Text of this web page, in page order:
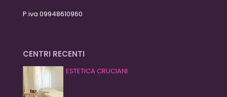
P.iva 09948610960
CENTRI RECENTI
ESTETICA CRUCIANI